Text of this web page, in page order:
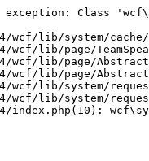
exception: Class
wcf/lib/system/
wcf/lib/page/
wcf/lib/page/
wcf/lib/page/
wcf/lib/system/
wcf/lib/system/
index.php(10):